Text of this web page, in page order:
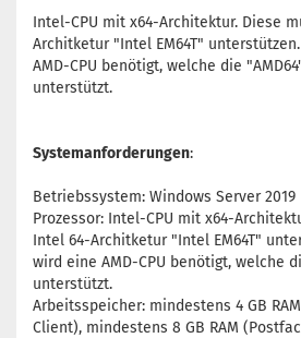
Intel-CPU mit x64-Architektur. Diese
Architketur "Intel EM64T"
AMD-CPU benötigt, welche die
unterstützt.
Systemanforderungen:
Betriebssystem: Windows Server 2019
Prozessor: Intel-CPU mit x64-
Intel 64-Architketur "Intel EM64T"
wird eine AMD-CPU benötigt, welche
unterstützt.
Arbeitsspeicher: mindestens 4 GB
Client), mindestens 8 GB RAM